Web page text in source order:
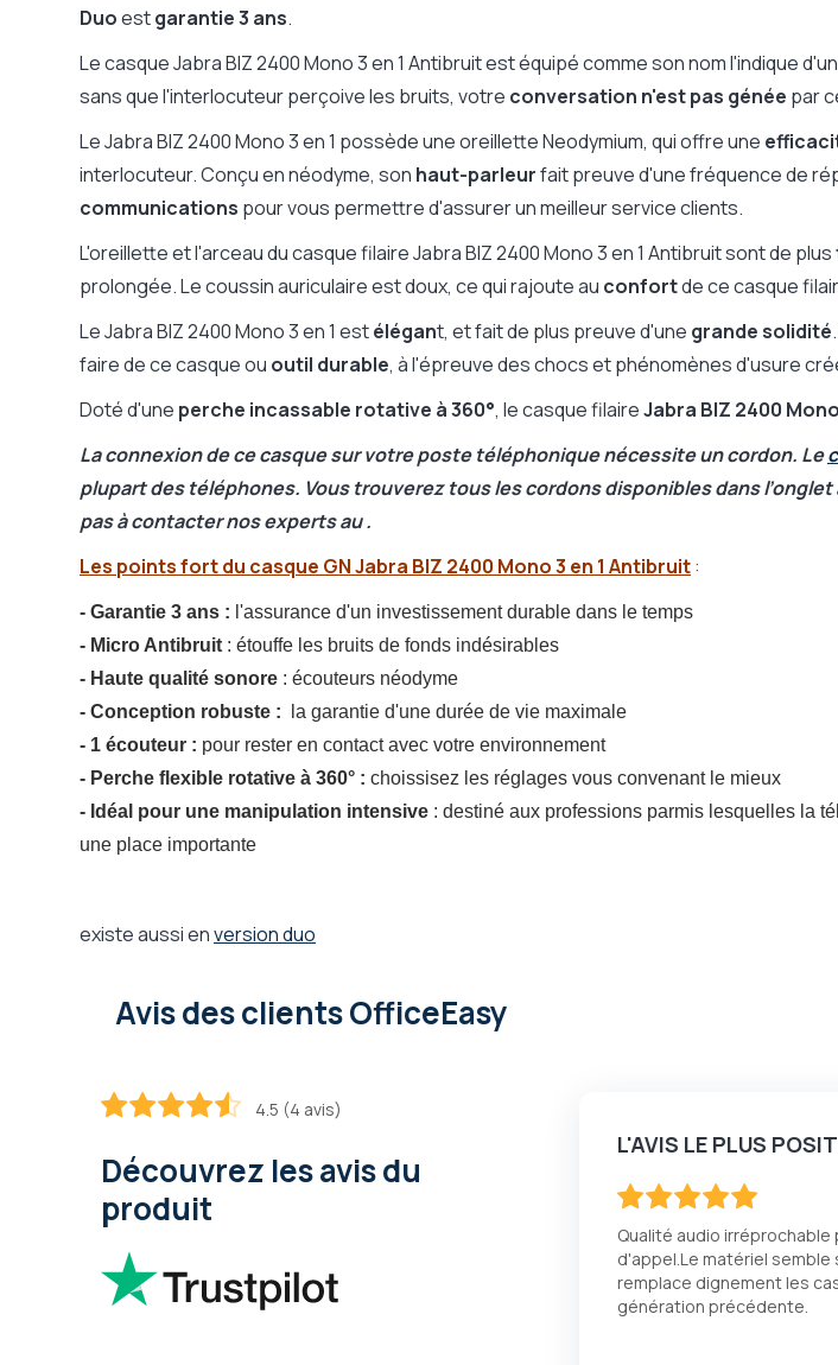
Duoestgarantie 3 ans.
Le casque Jabra BIZ 2400 Mono 3 en 1 Antibruit est équipé comme son nom l'indique d'un
sans que l'interlocuteur perçoive les bruits, votre conversation n'est pas génée par
Le Jabra BIZ 2400 Mono 3 en 1 possède une oreillette Neodymium, qui offre une
interlocuteur. Conçu en néodyme, son haut-parleurfait preuve d'une fréquence de
communications pour vous permettre d'assurer un meilleur service clients.
L'oreillette et l'arceau du casque filaire Jabra BIZ 2400 Mono 3 en 1 Antibruit sont de plus
prolongée. Le coussin auriculaire est doux, ce qui rajoute au confortde ce casque
Le Jabra BIZ 2400 Mono 3 en 1 estélégant, et fait de plus preuve d'une grande solidité
faire de ce casque ou outil durable, à l'épreuve des chocs et phénomènes d'usure
Doté d'une perche incassable rotative à 360°, le casque filaireJabra BIZ 2400
La connexion de ce casque sur votre poste téléphonique nécessite un cordon. Le
plupart des téléphones. Vous trouverez tous les cordons disponibles dans
pas à contacter nos experts au .
Les points fort du casque GN Jabra BIZ 2400 Mono 3 en 1 Antibruit:
- Garantie 3 ans : l'assurance d'un investissement durable dans le temps
- Micro Antibruit : étouffe les bruits de fonds indésirables
- Haute qualité sonore : écouteurs néodyme
- Conception robuste :
la garantie d'une durée de vie maximale
- 1 écouteur : pour rester en contact avec votre environnement
- Perche flexible rotative à 360° : choissisez les réglages vous convenant le mieux
- Idéal pour une manipulation intensive : destiné aux professions parmis lesquelles la
une place importante
existe aussi enversion duo
Avis des clients OfficeEasy
4.5 (4 avis)
Découvrez les avis du
produit
L'AVIS LE PLUS
Qualité audio irréprochable
d'appel.Le matériel semble
remplace dignement les
génération précédente.